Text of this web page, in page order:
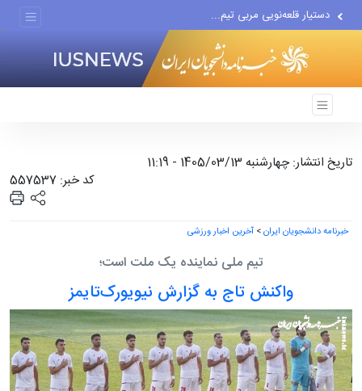
دستیار قلعه‌نویی مربی تیم...
انتشار اخبار جعلی توسط...
تاریخ انتشار: چهارشنبه 1405/03/13 - 11:19
کد خبر: 557537
خبرنامه دانشجویان ایران> آخرین اخبار ورزشی
تیم ملی نماینده یک ملت است؛
واکنش تاج به گزارش نیویورک‌تایمز